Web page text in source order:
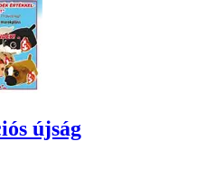
újság